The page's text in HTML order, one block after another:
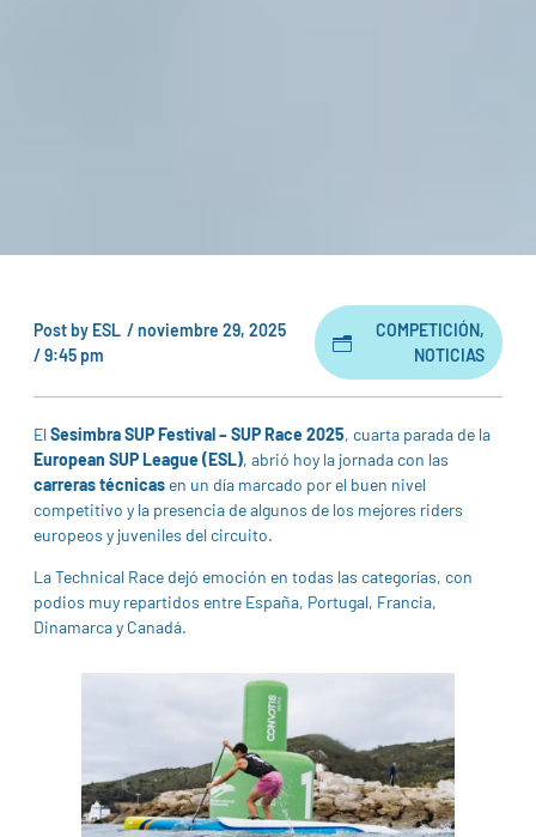
Post by ESL /noviembre 29, 2025
/9:45 pm
COMPETICIÓN,
NOTICIAS
ElSesimbra SUP Festival – SUP Race 2025, cuarta parada de la
European SUP League (ESL), abrió hoy la jornada con las
carreras técnicas en un día marcado por el buen nivel
competitivo y la presencia de algunos de los mejores riders
europeos y juveniles del circuito.
La Technical Race dejó emoción en todas las categorías, con
podios muy repartidos entre España, Portugal, Francia,
Dinamarca y Canadá.